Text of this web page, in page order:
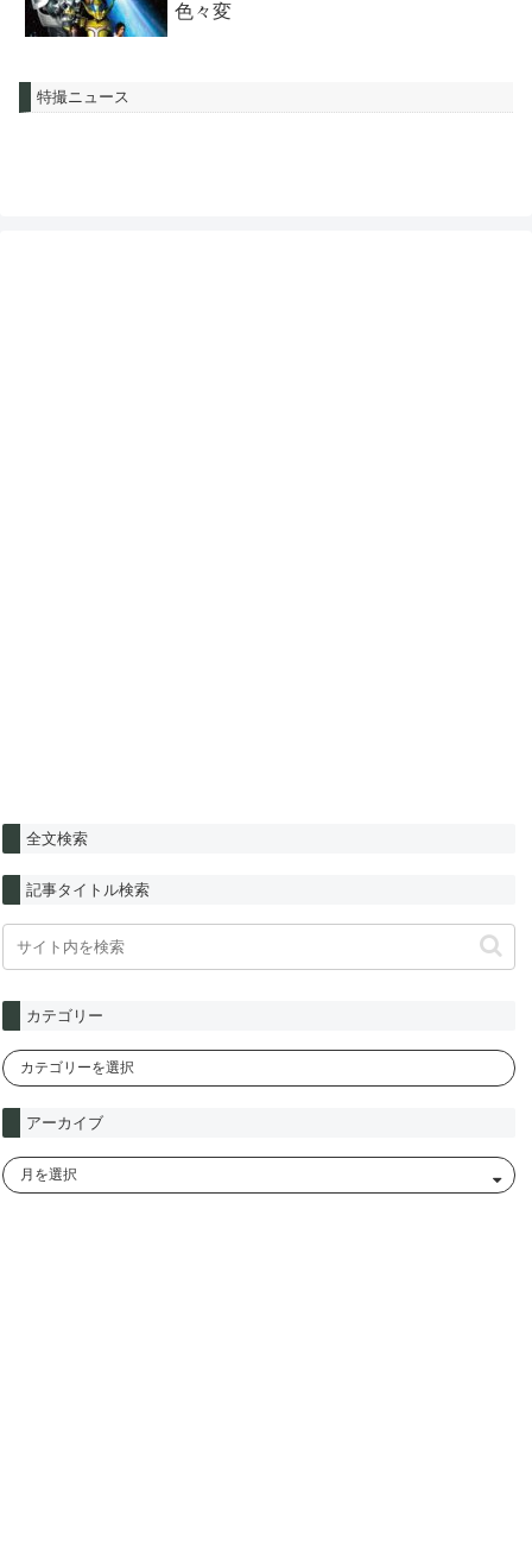
色々変
特撮ニュース
全文検索
記事タイトル検索
カテゴリー
アーカイブ